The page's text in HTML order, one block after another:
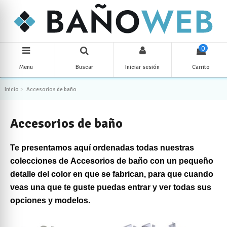
Menu Buscar Iniciar sesión
0
Carrito
Inicio Accesorios de baño
Accesorios de baño
Te presentamos aquí ordenadas todas nuestras
colecciones de Accesorios de baño con un pequeño
detalle del color en que se fabrican, para que cuando
veas una que te guste puedas entrar y ver todas sus
opciones y modelos.